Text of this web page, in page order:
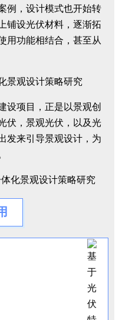
例，设计模式也开始转
铺设光伏材料，逐渐拓
用功能相结合，甚至从
设项目，正是以景观创
伏，景观光伏，以及光
发来引导景观设计，为